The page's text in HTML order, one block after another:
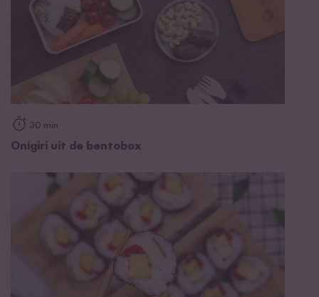
30 min
Onigiri uit de bentobox